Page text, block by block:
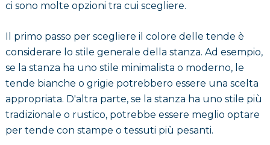
ci sono molte opzioni tra cui scegliere.
Il primo passo per scegliere il colore delle tende è
considerare lo stile generale della stanza. Ad esempio,
se la stanza ha uno stile minimalista o moderno, le
tende bianche o grigie potrebbero essere una scelta
appropriata. D'altra parte, se la stanza ha uno stile più
tradizionale o rustico, potrebbe essere meglio optare
per tende con stampe o tessuti più pesanti.